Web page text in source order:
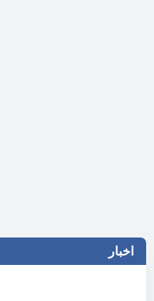
اخبار